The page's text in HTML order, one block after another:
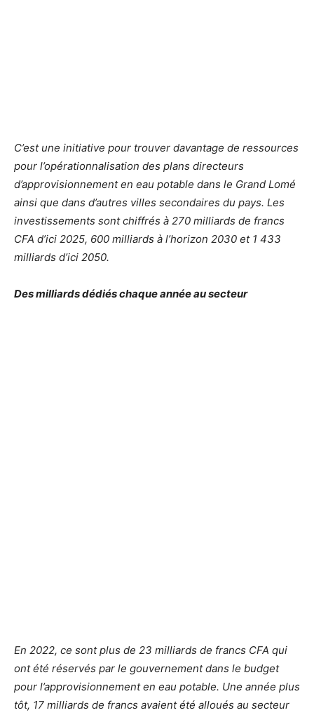
C’est une initiative pour trouver davantage de ressources
pour l’opérationnalisation des plans directeurs
d’approvisionnement en eau potable dans le Grand Lomé
ainsi que dans d’autres villes secondaires du pays. Les
investissements sont chiffrés à 270 milliards de francs
CFA d’ici 2025, 600 milliards à l’horizon 2030 et 1 433
milliards d’ici 2050.
Des milliards dédiés chaque année au secteur
En 2022, ce sont plus de 23 milliards de francs CFA qui
ont été réservés par le gouvernement dans le budget
pour l’approvisionnement en eau potable. Une année plus
tôt, 17 milliards de francs avaient été alloués au secteur